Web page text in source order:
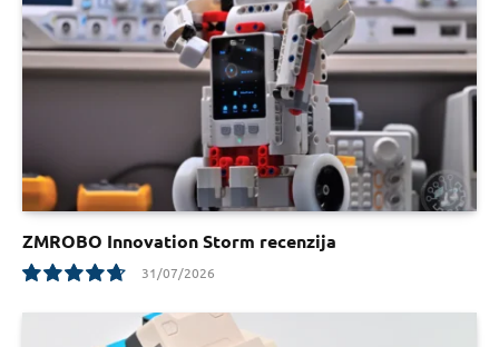
ZMROBO Innovation Storm recenzija
9.5
31/07/2026